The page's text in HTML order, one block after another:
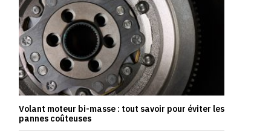
Volant moteur bi-masse : tout savoir pour éviter les
pannes coûteuses